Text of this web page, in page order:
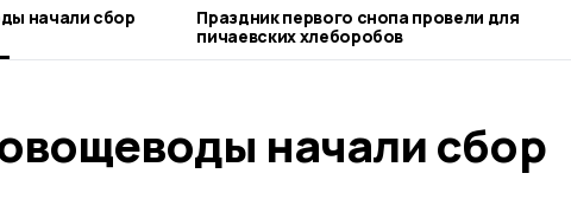
начали сбор
Праздник первого снопа провели для
пичаевских хлеборобов
начали сбор